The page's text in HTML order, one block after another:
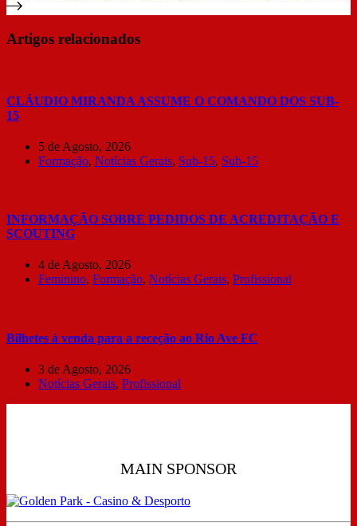
Artigos relacionados
CLÁUDIO MIRANDA ASSUME O COMANDO DOS SUB-
15
5 de Agosto, 2026
Formação, Notícias Gerais, Sub-15, Sub-15
INFORMAÇÃO SOBRE PEDIDOS DE ACREDITAÇÃO E
SCOUTING
4 de Agosto, 2026
Feminino, Formação, Notícias Gerais, Profissional
Bilhetes à venda para a receção ao Rio Ave FC
3 de Agosto, 2026
Notícias Gerais, Profissional
MAIN SPONSOR